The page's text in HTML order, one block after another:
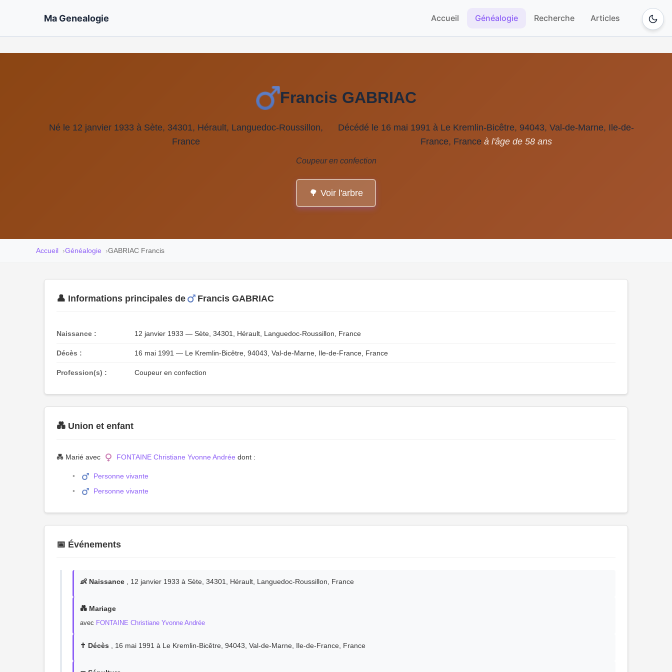
Ma Genealogie Accueil Généalogie Recherche Articles
Francis GABRIAC
Né le 12 janvier 1933 à Sète, 34301, Hérault, Languedoc-Roussillon,
France
Décédé le 16 mai 1991 à Le Kremlin-Bicêtre, 94043, Val-de-Marne, Ile-de-
France, France à l'âge de 58 ans
Coupeur en confection
🌳 Voir l'arbre
Accueil Généalogie GABRIAC Francis
👤 Informations principales de Francis GABRIAC
Naissance : 12 janvier 1933 — Sète, 34301, Hérault, Languedoc-Roussillon, France
Décès : 16 mai 1991 — Le Kremlin-Bicêtre, 94043, Val-de-Marne, Ile-de-France, France
Profession(s) : Coupeur en confection
💑 Union et enfant
💑 Marié avec FONTAINE Christiane Yvonne Andrée dont :
Personne vivante
Personne vivante
📅 Événements
👶 Naissance , 12 janvier 1933 à Sète, 34301, Hérault, Languedoc-Roussillon, France
💑 Mariage
avec FONTAINE Christiane Yvonne Andrée
✝️ Décès , 16 mai 1991 à Le Kremlin-Bicêtre, 94043, Val-de-Marne, Ile-de-France, France